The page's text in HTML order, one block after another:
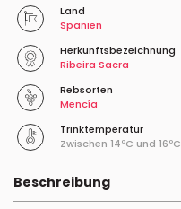
Land
Spanien
Herkunftsbezeichnung
Ribeira Sacra
Rebsorten
Mencía
Trinktemperatur
Zwischen 14ºC und 16ºC
Beschreibung